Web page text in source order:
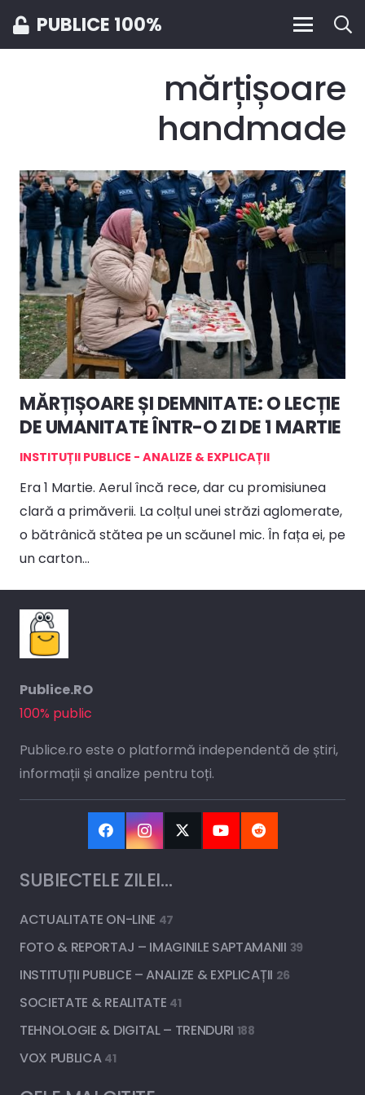
PUBLICE 100%
mărțișoare
handmade
MĂRȚIȘOARE ȘI DEMNITATE: O LECȚIE
DE UMANITATE ÎNTR-O ZI DE 1 MARTIE
INSTITUȚII PUBLICE - ANALIZE & EXPLICAȚII
Era 1 Martie. Aerul încă rece, dar cu promisiunea
clară a primăverii. La colțul unei străzi aglomerate,
o bătrânică stătea pe un scăunel mic. În fața ei, pe
un carton…
Publice.RO
100% public
Publice.ro este o platformă independentă de știri,
informații și analize pentru toți.
SUBIECTELE ZILEI…
ACTUALITATE ON-LINE 47
FOTO & REPORTAJ – IMAGINILE SAPTAMANII 39
INSTITUȚII PUBLICE – ANALIZE & EXPLICAȚII 26
SOCIETATE & REALITATE 41
TEHNOLOGIE & DIGITAL – TRENDURI 188
VOX PUBLICA 41